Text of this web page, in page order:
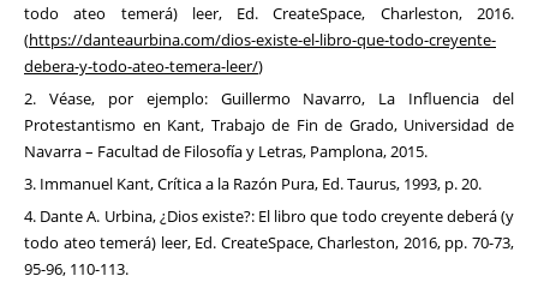
todo ateo temerá) leer, Ed. CreateSpace, Charleston, 2016.
(https://danteaurbina.com/dios-existe-el-libro-que-todo-creyente-
debera-y-todo-ateo-temera-leer/)
2. Véase, por ejemplo: Guillermo Navarro, La Influencia del
Protestantismo en Kant, Trabajo de Fin de Grado, Universidad de
Navarra – Facultad de Filosofía y Letras, Pamplona, 2015.
3. Immanuel Kant, Crítica a la Razón Pura, Ed. Taurus, 1993, p. 20.
4. Dante A. Urbina, ¿Dios existe?: El libro que todo creyente deberá (y
todo ateo temerá) leer, Ed. CreateSpace, Charleston, 2016, pp. 70-73,
95-96, 110-113.